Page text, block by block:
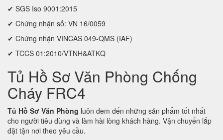
✔ SGS Iso 9001:2015
✔ Chứng nhận số: VN 16/0059
✔ Chứng nhận VINCAS 049-QMS (IAF)
✔ TCCS 01:2010/VTNH&ATKQ
Tủ Hồ Sơ Văn Phòng Chống
Cháy FRC4
Tủ Hồ Sơ Văn Phòng luôn đem đến những sản phẩm tốt nhất
cho người tiêu dùng và làm hài lòng khách hàng. Vận chuyển lắp
đặt tận nơi theo yêu cầu.